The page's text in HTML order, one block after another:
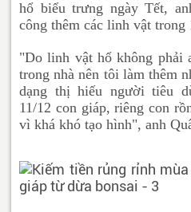
hổ biểu trưng ngày Tết,
công thêm các linh vật trong
"Do linh vật hổ không phải
trong nhà nên tôi làm thêm
dạng thị hiếu người tiêu
11/12 con giáp, riêng con
vì khá khó tạo hình", anh